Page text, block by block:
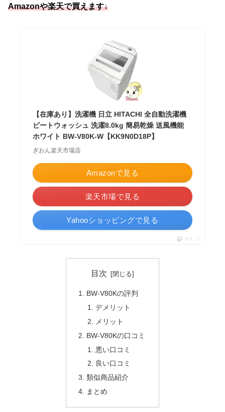
Amazonや楽天で買えます↓
【在庫あり】洗濯機 日立 HITACHI 全自動洗濯機
ビートウォッシュ 洗濯8.0kg 簡易乾燥 送風機能
ホワイト BW-V80K-W【KK9N0D18P】
ぎおん楽天市場店
Amazonで見る
楽天市場で見る
Yahooショッピングで見る
ポチップ
目次
BW-V80Kの評判
デメリット
メリット
BW-V80Kの口コミ
悪い口コミ
良い口コミ
類似商品紹介
まとめ